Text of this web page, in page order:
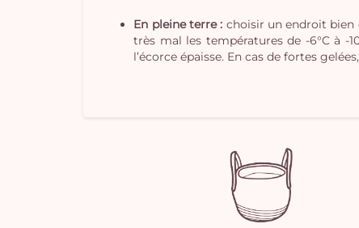
En pleine terre : choisir un endroit bien
très mal les températures de -6°C à -
l’écorce épaisse. En cas de fortes